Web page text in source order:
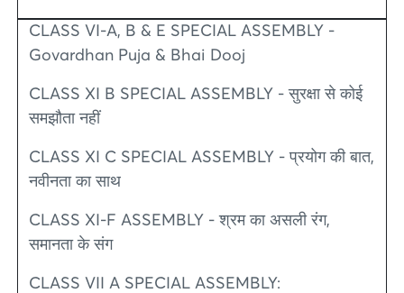
CLASS VI-A, B & E SPECIAL ASSEMBLY -
Govardhan Puja & Bhai Dooj
CLASS XI B SPECIAL ASSEMBLY - सुरक्षा से कोई
समझौता नहीं
CLASS XI C SPECIAL ASSEMBLY - प्रयोग की बात,
नवीनता का साथ
CLASS XI-F ASSEMBLY - श्रम का असली रंग,
समानता के संग
CLASS VII A SPECIAL ASSEMBLY: